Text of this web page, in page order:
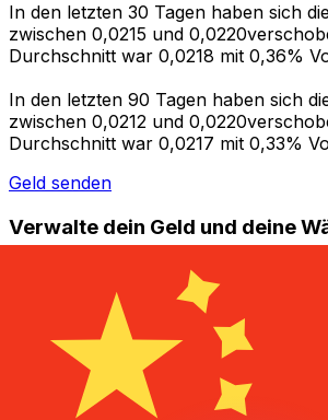
In den letzten 30 Tagen haben sich
zwischen 0,0215 und
Durchschnitt war 0,0218 mit 0,36%
In den letzten 90 Tagen haben sich
zwischen 0,0212 und
Durchschnitt war 0,0217 mit 0,33%
Geld senden
Verwalte dein Geld und deine
unterwegs.
Die Xe-App bietet alles, was du für
und Währungsmanagement benötigst.
umrechnen, Kursbenachrichtigungen
Geld ins Ausland überweisen, ohne
Gebühren. Heute herunterladen!